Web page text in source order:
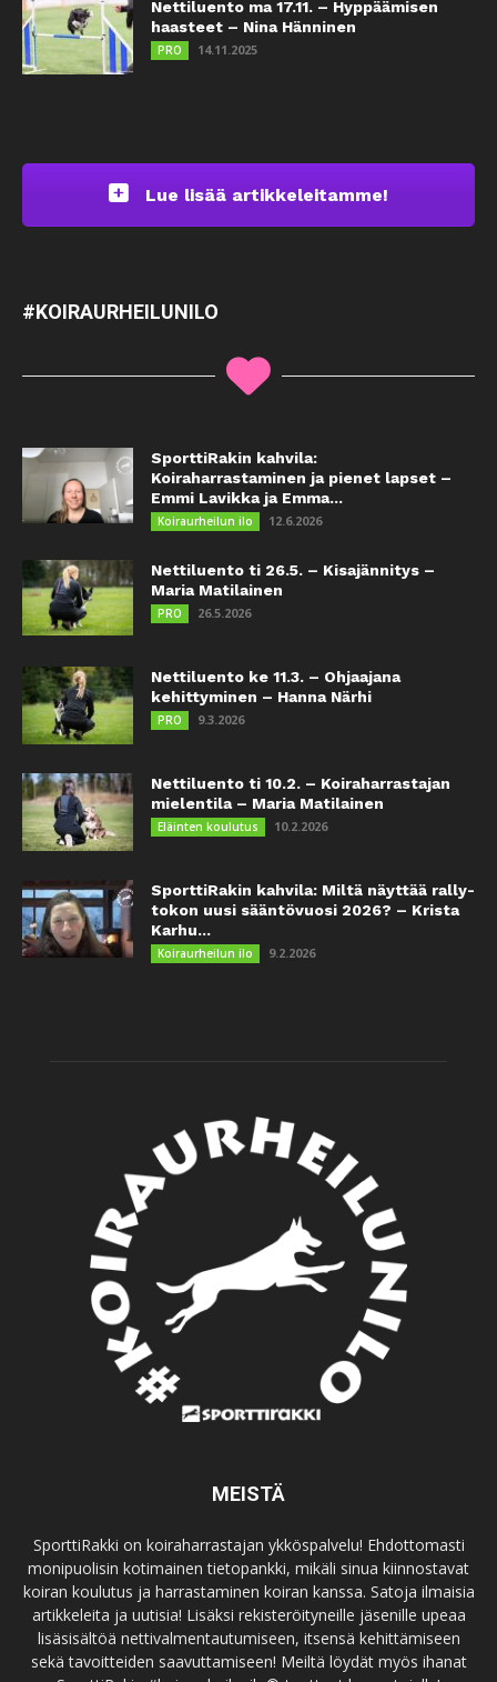
Nettiluento ma 17.11. – Hyppäämisen
haasteet – Nina Hänninen
PRO 14.11.2025
Lue lisää artikkeleitamme!
#KOIRAURHEILUNILO
SporttiRakin kahvila:
Koiraharrastaminen ja pienet lapset –
Emmi Lavikka ja Emma...
Koiraurheilun ilo 12.6.2026
Nettiluento ti 26.5. – Kisajännitys –
Maria Matilainen
PRO 26.5.2026
Nettiluento ke 11.3. – Ohjaajana
kehittyminen – Hanna Närhi
PRO 9.3.2026
Nettiluento ti 10.2. – Koiraharrastajan
mielentila – Maria Matilainen
Eläinten koulutus 10.2.2026
SporttiRakin kahvila: Miltä näyttää rally-
tokon uusi sääntövuosi 2026? – Krista
Karhu...
Koiraurheilun ilo 9.2.2026
MEISTÄ
SporttiRakki on koiraharrastajan ykköspalvelu! Ehdottomasti
monipuolisin kotimainen tietopankki, mikäli sinua kiinnostavat
koiran koulutus ja harrastaminen koiran kanssa. Satoja ilmaisia
artikkeleita ja uutisia! Lisäksi rekisteröityneille jäsenille upeaa
lisäsisältöä nettivalmentautumiseen, itsensä kehittämiseen
sekä tavoitteiden saavuttamiseen! Meiltä löydät myös ihanat